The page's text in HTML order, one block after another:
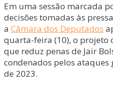
Em uma sessão marcada
decisões tomadas às
a Câmara dos Deputados
quarta-feira (10), o projeto
que reduz penas de Jair
condenados pelos
de 2023.